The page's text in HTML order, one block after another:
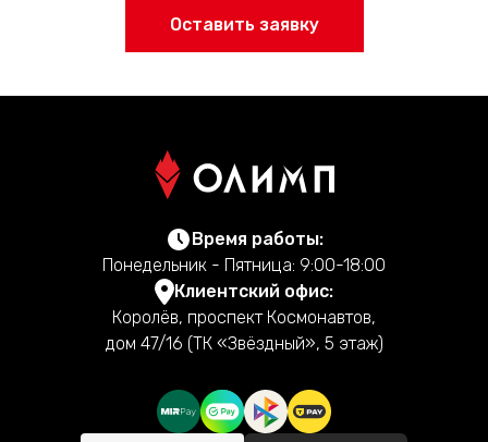
Оставить заявку
Время работы:
Понедельник - Пятница: 9:00-18:00
Клиентский офис:
Королёв, проспект Космонавтов,
дом 47/16 (ТК «Звёздный», 5 этаж)